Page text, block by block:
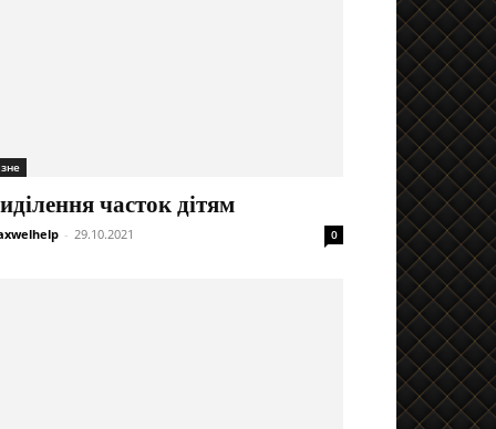
часток дітям
- 29.10.2021 0